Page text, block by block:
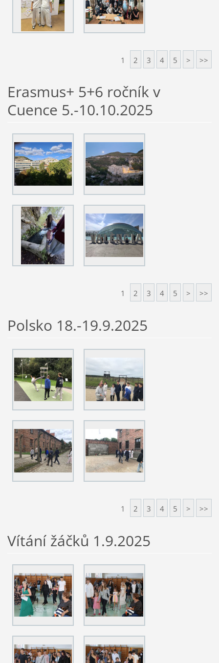
1 2 3 4 5 > >>
Erasmus+ 5+6 ročník v
Cuence 5.-10.10.2025
1 2 3 4 5 > >>
Polsko 18.-19.9.2025
1 2 3 4 5 > >>
Vítání žáčků 1.9.2025